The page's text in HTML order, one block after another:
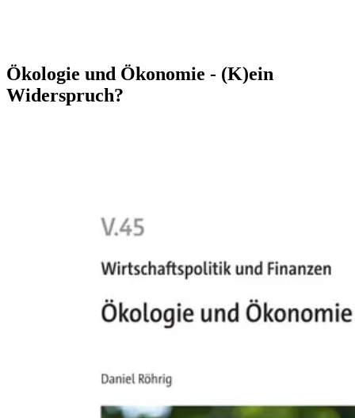
Ökologie und Ökonomie - (K)ein
Widerspruch?